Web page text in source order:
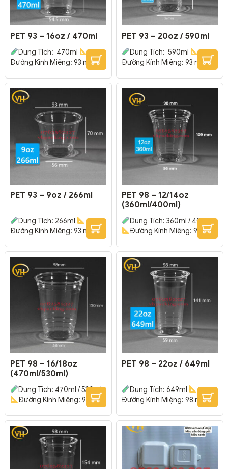
PET 93 – 16oz / 470ml
Dung Tích: 470ml
Đường Kính Miệng: 93 mm –
Đường Kính Đáy: 54.5 mm –
Cao: 133 mm
Thường
được dùng trong các hệ
thống & cửa hàng trà sữa,
coffee, rau má, sinh tố, nước
ép trái cây.
Chất nhựa
trong suốt, cao cấp, cứng
cáp, độ bền cao.
Có thể In
được Logo cửa...
PET 93 – 20oz / 590ml
Dung Tích: 590ml
Đường Kính Miệng: 93 mm –
Đường Kính Đáy: 56 mm –
Cao: 158 mm
Thường
được dùng trong các hệ
thống & cửa hàng trà sữa,
coffee, rau má, sinh tố, nước
ép trái cây.
Chất nhựa
trong suốt, cao cấp, cứng
cáp, độ bền cao.
được Logo cửa...
PET 93 – 9oz / 266ml
Dung Tích: 266ml
Đường Kính Miệng: 93 mm –
Đường Kính Đáy: 56 mm –
Cao: 70 mm
Thường được
dùng trong các hệ thống &
cửa hàng Kem, Yogurt,
Moosse.
Chất nhựa trong
suốt, cao cấp, cứng cáp, độ
Có thể In được
Logo cửa hàng và hệ thống
của bạn lên thân trên ly...
PET 98 – 12/14oz
(360ml/400ml)
Dung Tích: 360ml / 400ml
Đường Kính Miệng: 98 mm
– Đường Kính Đáy: 56 mm –
Cao: 109 mm
Thường
được dùng trong các hệ
thống & cửa hàng trà sữa,
coffee, rau má, sinh tố, nước
ép trái cây.
trong suốt, cao cấp, cứng
cáp, độ bền cao.
được Logo cửa...
PET 98 – 16/18oz
(470ml/530ml)
Dung Tích: 470ml / 530ml
Đường Kính Miệng: 98 mm
– Đường Kính Đáy: 58 mm –
Cao: 120 mm
Thường
được dùng trong các hệ
thống & cửa hàng trà sữa,
coffee, rau má, sinh tố, nước
Chất nhựa
PET 98 – 22oz / 649ml
Dung Tích: 649ml
Đường Kính Miệng: 98 mm –
Đường Kính Đáy: 59 mm –
Cao: 141 mm
Thường
được dùng trong các hệ
thống & cửa hàng trà sữa,
coffee, rau má, sinh tố, nước
ép trái cây.
Chất nhựa